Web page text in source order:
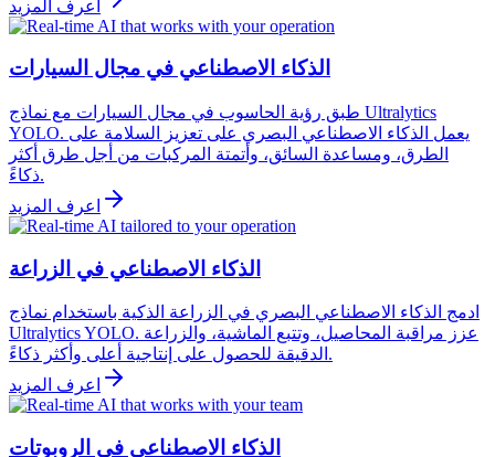
اعرف المزيد
الذكاء الاصطناعي في مجال السيارات
طبق رؤية الحاسوب في مجال السيارات مع نماذج Ultralytics
YOLO. يعمل الذكاء الاصطناعي البصري على تعزيز السلامة على
الطرق، ومساعدة السائق، وأتمتة المركبات من أجل طرق أكثر
ذكاءً.
اعرف المزيد
الذكاء الاصطناعي في الزراعة
ادمج الذكاء الاصطناعي البصري في الزراعة الذكية باستخدام نماذج
Ultralytics YOLO. عزز مراقبة المحاصيل، وتتبع الماشية، والزراعة
الدقيقة للحصول على إنتاجية أعلى وأكثر ذكاءً.
اعرف المزيد
الذكاء الاصطناعي في الروبوتات